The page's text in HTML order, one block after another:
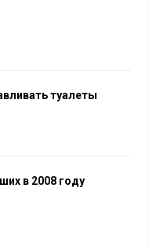
туалеты
в 2008 году